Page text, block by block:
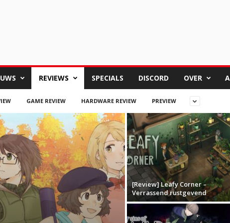
REVIEWS SPECIALS DISCORD OVER
GAME REVIEW HARDWARE REVIEW PREVIEW
[Review] Leafy Corner –
Verrassend rustgevend